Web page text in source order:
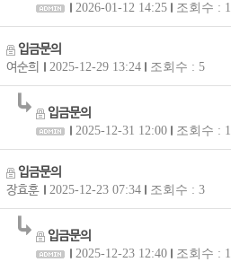
2026-01-12 14:25 조회수 : 1
입금문의
여순희
2025-12-29 13:24 조회수 : 5
입금문의
2025-12-31 12:00 조회수 : 1
입금문의
장효훈
2025-12-23 07:34 조회수 : 3
입금문의
2025-12-23 12:40 조회수 : 1